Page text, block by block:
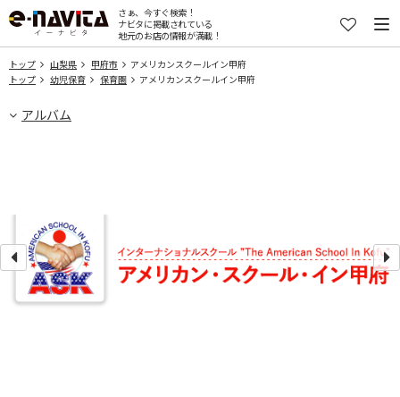
さぁ、今すぐ検索！
ナビタに掲載されている
地元のお店の情報が満載！
トップ 山梨県 甲府市
アメリカンスクールイン甲府
トップ
幼児保育 保育園 アメリカンスクールイン甲府
アルバム